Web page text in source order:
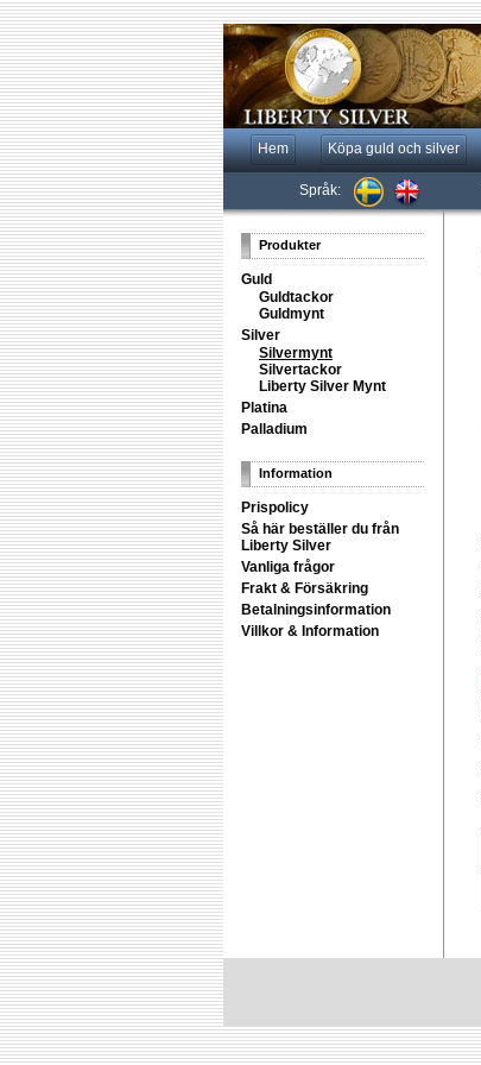
Hem Köpa guld och silver
Språk:
Produkter
Guld
Guldtackor
Guldmynt
Silver
Silvermynt
Silvertackor
Liberty Silver Mynt
Platina
Palladium
Information
Prispolicy
Så här beställer du från
Liberty Silver
Vanliga frågor
Frakt & Försäkring
Betalningsinformation
Villkor & Information